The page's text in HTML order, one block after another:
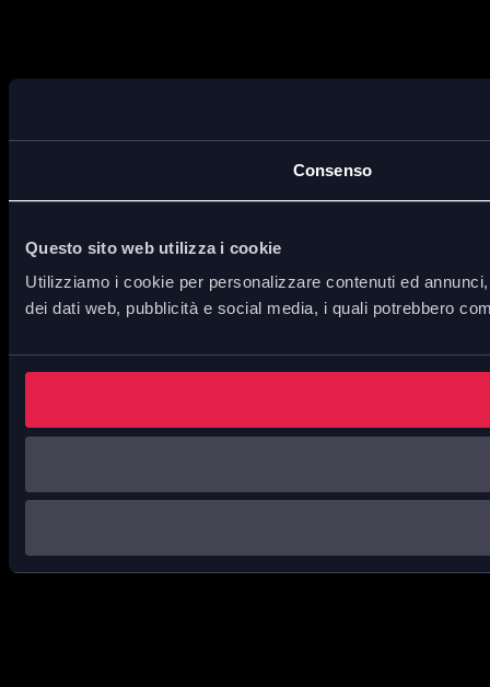
Consenso
Questo sito web utilizza i cookie
Utilizziamo i cookie per personalizzare contenuti ed
dei dati web, pubblicità e social media, i quali potrebbero